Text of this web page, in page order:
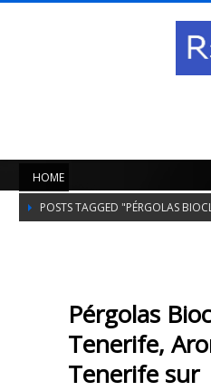
HOME
POSTS TAGGED "PÉRGOLAS
Pérgolas
Tenerife,
Tenerife sur